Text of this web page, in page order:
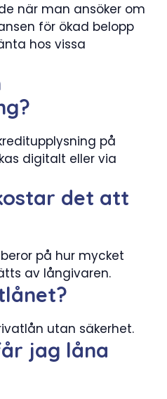
när man ansöker om
för ökad belopp
hos vissa
på
digitalt eller via
det att
på hur mycket
av långivaren.
utan säkerhet.
jag låna